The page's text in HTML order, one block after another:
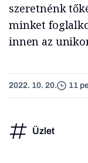
szeretnénk
minket
innen az
2022. 10. 20. 11
Üzlet